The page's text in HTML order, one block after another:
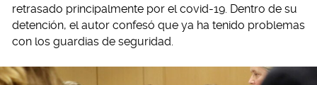
retrasado principalmente por el covid-19. Dentro de su
detención, el autor confesó que ya ha tenido problemas
con los guardias de seguridad.